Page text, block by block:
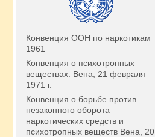
Конвенция ООН по наркотикам
1961
Конвенция о психотропных
веществах. Вена, 21 февраля
1971 г.
Конвенция о борьбе против
незаконного оборота
наркотических средств и
психотропных веществ Вена, 20